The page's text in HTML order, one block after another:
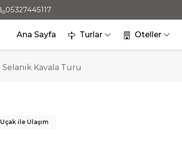
05327445117
Ana Sayfa Turlar Oteller
Selanik Kavala Turu
Uçak ile Ulaşım